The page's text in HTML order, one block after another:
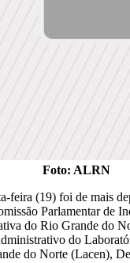
Foto: ALRN
feira (19) foi de mais
Parlamentar de
do Rio Grande do
do
do Norte (Lacen),